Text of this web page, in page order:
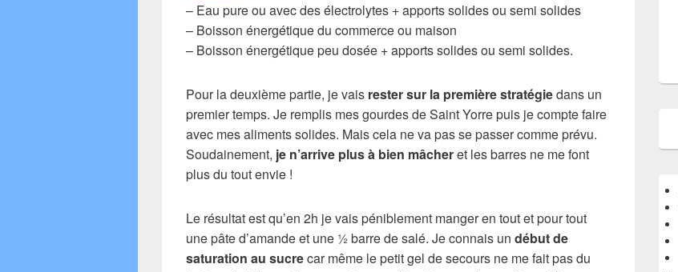
– Eau pure ou avec des électrolytes + apports solides ou semi solides
– Boisson énergétique du commerce ou maison
– Boisson énergétique peu dosée + apports solides ou semi solides.
Pour la deuxième partie, je vais rester sur la première stratégiedans un
premier temps. Je remplis mes gourdes de Saint Yorre puis je compte faire
avec mes aliments solides. Mais cela ne va pas se passer comme prévu.
Soudainement, je n’arrive plus à bien mâcheret les barres ne me font
plus du tout envie !
Le résultat est qu’en 2h je vais péniblement manger en tout et pour tout
une pâte d’amande et une ½ barre de salé. Je connais un début de
saturation au sucrecar même le petit gel de secours ne me fait pas du